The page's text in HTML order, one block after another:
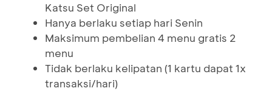
Katsu Set Original
Hanya berlaku setiap hari Senin
Maksimum pembelian 4 menu gratis 2
menu
Tidak berlaku kelipatan (1 kartu dapat 1x
transaksi/hari)